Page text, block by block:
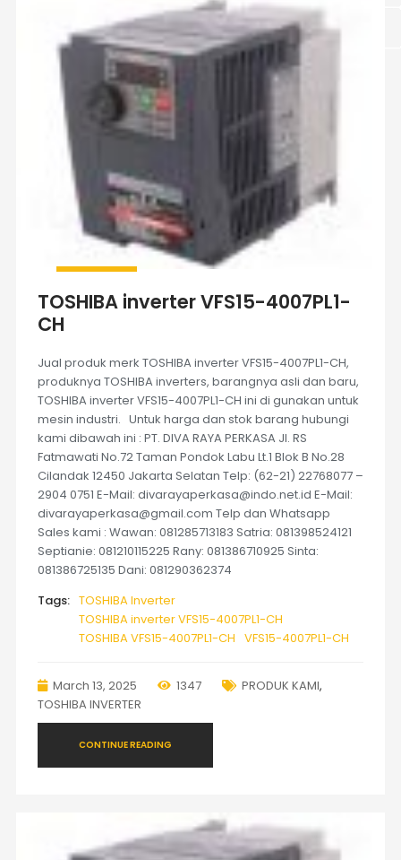
TOSHIBA inverter VFS15-4007PL1-
CH
Jual produk merk TOSHIBA inverter VFS15-4007PL1-CH,
produknya TOSHIBA inverters, barangnya asli dan baru,
TOSHIBA inverter VFS15-4007PL1-CH ini di gunakan untuk
mesin industri. Untuk harga dan stok barang hubungi
kami dibawah ini : PT. DIVA RAYA PERKASA Jl. RS
Fatmawati No.72 Taman Pondok Labu Lt.1 Blok B No.28
Cilandak 12450 Jakarta Selatan Telp: (62-21) 22768077 –
2904 0751 E-Mail: divarayaperkasa@indo.net.id E-Mail:
divarayaperkasa@gmail.com Telp dan Whatsapp
Sales kami : Wawan: 081285713183 Satria: 081398524121
Septianie: 081210115225 Rany: 081386710925 Sinta:
081386725135 Dani: 081290362374
Tags: TOSHIBA Inverter
TOSHIBA inverter VFS15-4007PL1-CH
TOSHIBA VFS15-4007PL1-CH VFS15-4007PL1-CH
March 13, 2025 1347 PRODUK KAMI,
TOSHIBA INVERTER
CONTINUE READING